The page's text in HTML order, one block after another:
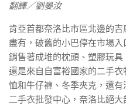
翻譯／劉晏汝
肯亞首都奈洛比市區北邊的
盡有，破舊的小巴停在市場
銷售著成堆的枕頭、塑膠玩
還是來自自富裕國家的二手
恤和牛仔褲、冬季夾克，還
二手衣批發中心，奈洛比絕